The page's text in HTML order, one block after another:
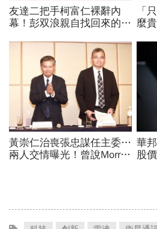
友達二把手柯富仁裸辭內
幕！彭双浪親自找回來的接
「落後群創」成最後稻草？
「
麼
黃崇仁治喪張忠謀任主委…
兩人交情曝光！曾說Morris
華
股
資